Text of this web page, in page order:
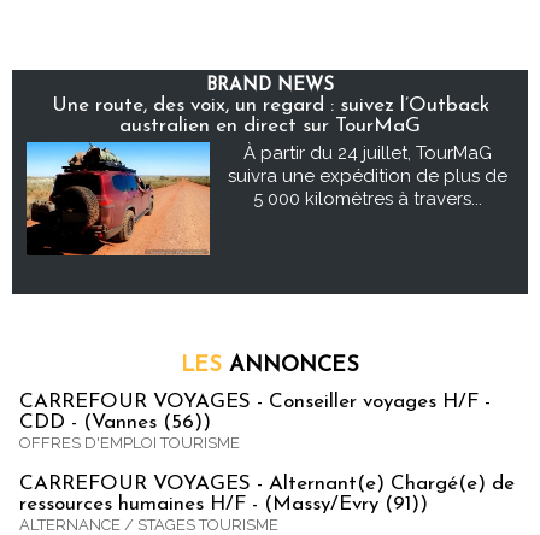
BRAND NEWS
Une route, des voix, un regard : suivez l’Outback
australien en direct sur TourMaG
À partir du 24 juillet, TourMaG
suivra une expédition de plus de
5 000 kilomètres à travers...
LES ANNONCES
CARREFOUR VOYAGES - Conseiller voyages H/F -
CDD - (Vannes (56))
OFFRES D'EMPLOI TOURISME
CARREFOUR VOYAGES - Alternant(e) Chargé(e) de
ressources humaines H/F - (Massy/Evry (91))
ALTERNANCE / STAGES TOURISME